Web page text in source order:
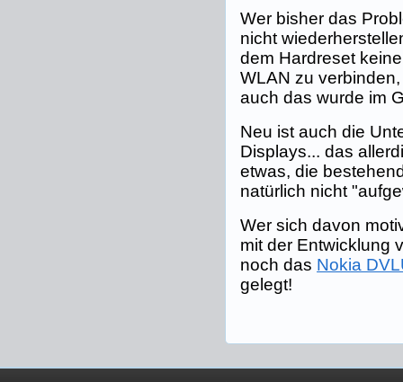
Wer bisher das
nicht
dem Hardreset
WLAN zu
auch das wurde im
Neu ist auch die
Displays... das
etwas, die
natürlich nicht
Wer sich davon
mit der Entwicklung
noch das Nokia
gelegt!